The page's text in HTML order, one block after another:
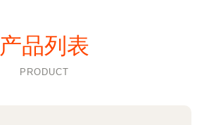
产品列表
PRODUCT